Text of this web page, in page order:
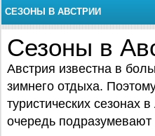
СЕЗОНЫ В АВСТРИИ
Сезоны в
Австрия известна в
зимнего отдыха.
туристических сезонах
очередь